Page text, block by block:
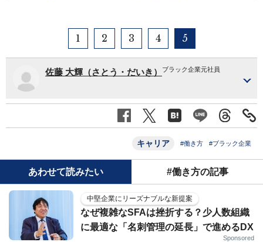
1 2 3 4 5
佐藤 大輝（さとう・だいき） ブラック企業元社員
キャリア #働き方 #ブラック企業
あわせて読みたい #働き方の記事
中堅企業にリーズナブルな新提案
なぜ複雑なSFAは挫折する？少人数組織
に最適な「名刺管理の延長」で進めるDX
Sponsored